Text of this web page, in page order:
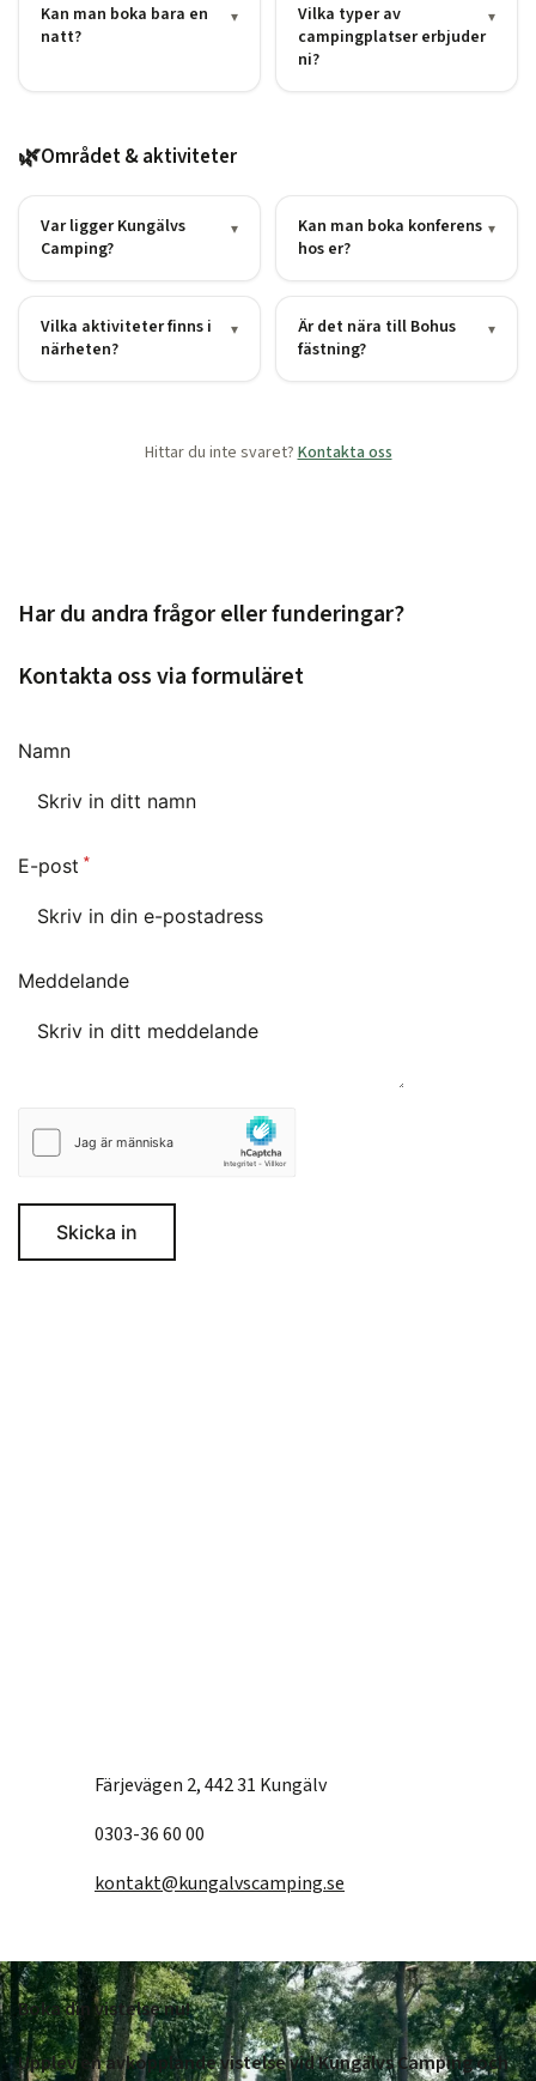
Kan man boka bara en
natt?
▾
Vilka typer av
campingplatser erbjuder
ni?
▾
🌿Området & aktiviteter
Var ligger Kungälvs
Camping?
▾
Kan man boka konferens
hos er?
▾
Vilka aktiviteter finns i
närheten?
▾
Är det nära till Bohus
fästning?
▾
Hittar du inte svaret? Kontakta oss
Har du andra frågor eller funderingar?
Kontakta oss via formuläret
Namn
E-post
Meddelande
Skicka in
Färjevägen 2, 442 31 Kungälv
0303-36 60 00
kontakt@kungalvscamping.se
Boka din vistelse nu!
Upplev en avkopplande vistelse vid Kungälvs Camping och